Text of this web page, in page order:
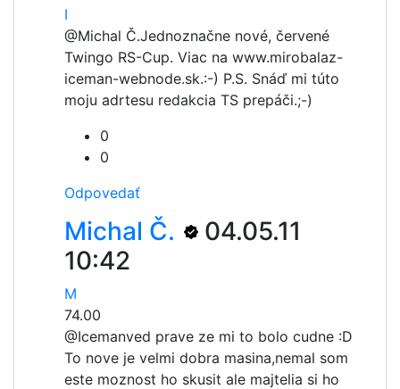
I
@Michal Č.Jednoznačne nové, červené
Twingo RS-Cup. Viac na www.mirobalaz-
iceman-webnode.sk.:-) P.S. Snáď mi túto
moju adrtesu redakcia TS prepáči.;-)
0
0
Odpovedať
Michal Č.
04.05.11
10:42
M
74.00
@Icemanved prave ze mi to bolo cudne :D
To nove je velmi dobra masina,nemal som
este moznost ho skusit ale majtelia si ho